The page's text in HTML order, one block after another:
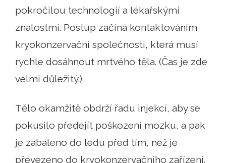
pokročilou technologií a lékařskými
znalostmi. Postup začíná kontaktováním
kryokonzervační společnosti, která musí
rychle dosáhnout mrtvého těla. (Čas je zde
velmi důležitý.)
Tělo okamžitě obdrží řadu injekcí, aby se
pokusilo předejít poškození mozku, a pak
je zabaleno do ledu před tím, než je
převezeno do kryokonzervačního zařízení.